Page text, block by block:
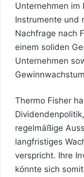
Unternehmen im
Instrumente und
Nachfrage nach
einem soliden
Unternehmen
Thermo Fisher
regelmäßige
langfristiges
verspricht. Ihre
könnte sich